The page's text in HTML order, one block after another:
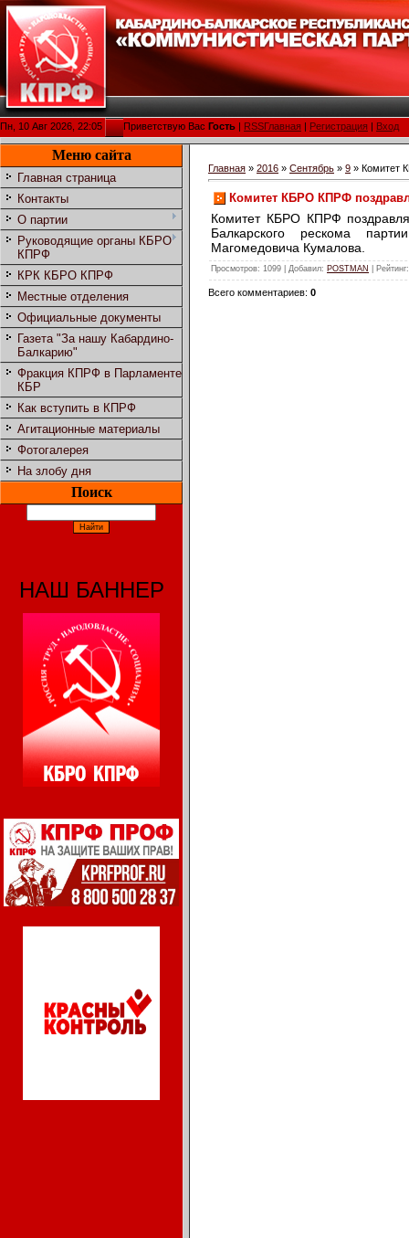
Пн, 10 Авг 2026, 22:05 Приветствую Вас Гость RSSГлавная Регистрация Вход
Меню сайта
Главная страница
Контакты
О партии
Руководящие органы КБРО
КПРФ
КРК КБРО КПРФ
Местные отделения
Официальные документы
Газета "За нашу Кабардино-
Балкарию"
Фракция КПРФ в Парламенте
КБР
Как вступить в КПРФ
Агитационные материалы
Фотогалерея
На злобу дня
Поиск
НАШ БАННЕР
Главная » 2016 » Сентябрь » 9 » Комитет
Комитет КБРО КПРФ
Комитет КБРО КПРФ
Балкарского рескома
Магомедовича Кумалова.
Просмотров: 1099 | Добавил: POSTMAN Рейтинг
Всего комментариев: 0